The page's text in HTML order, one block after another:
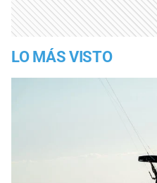
LO MÁS VISTO